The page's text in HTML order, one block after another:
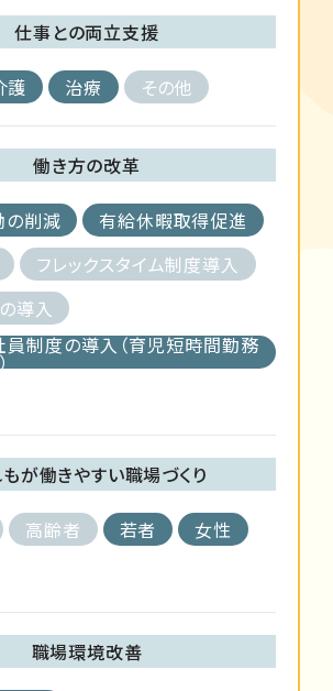
仕事との両立支援
護 治療 その他
働き方の改革
の削減
有給休暇取得促進
フレックスタイム制度導入
導入
制度の導入（育児短時間勤務
が働きやすい職場づくり
高齢者 若者
女性
職場環境改善